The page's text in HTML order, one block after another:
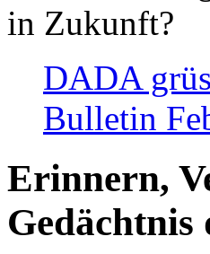
in Zukunft?
DADA
Bulletin
Erinnern,
Gedächtnis